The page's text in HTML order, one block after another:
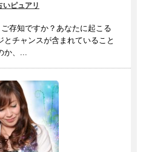
いピュアリ
存知ですか？あなたに起こる
チャンスが含まれていること
、...